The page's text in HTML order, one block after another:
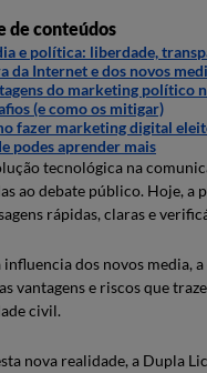
de conteúdos
e política: liberdade,
da Internet e dos novos
do marketing político
(e como os mitigar)
fazer marketing digital
podes aprender mais
tecnológica na
ao debate público. Hoje, a
rápidas, claras e
influencia dos novos media,
vantagens e riscos que
civil.
nova realidade, a Dupla